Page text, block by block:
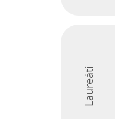
Laureáti